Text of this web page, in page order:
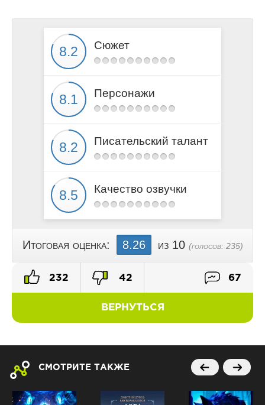
Сюжет
Персонажи
Писательский талант
Качество озвучки
Итоговая оценка: 8.26 из 10 (голосов: 235)
ВЕРНУТЬСЯ
232 42 67
СМОТРИТЕ ТАКЖЕ